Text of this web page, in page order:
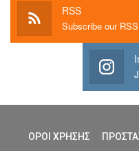
RSS
Subscribe our RSS
ΟΡΟΙ ΧΡΗΣΗΣ